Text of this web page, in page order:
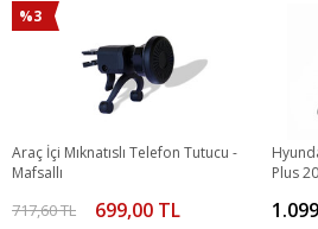
%3
Araç İçi Mıknatıslı Telefon Tutucu -
Mafsallı
717,60 TL 699,00 TL
Plus